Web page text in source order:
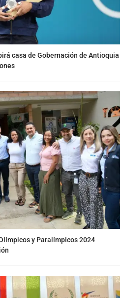
casa de Gobernación de Antioquia
y Paralímpicos 2024